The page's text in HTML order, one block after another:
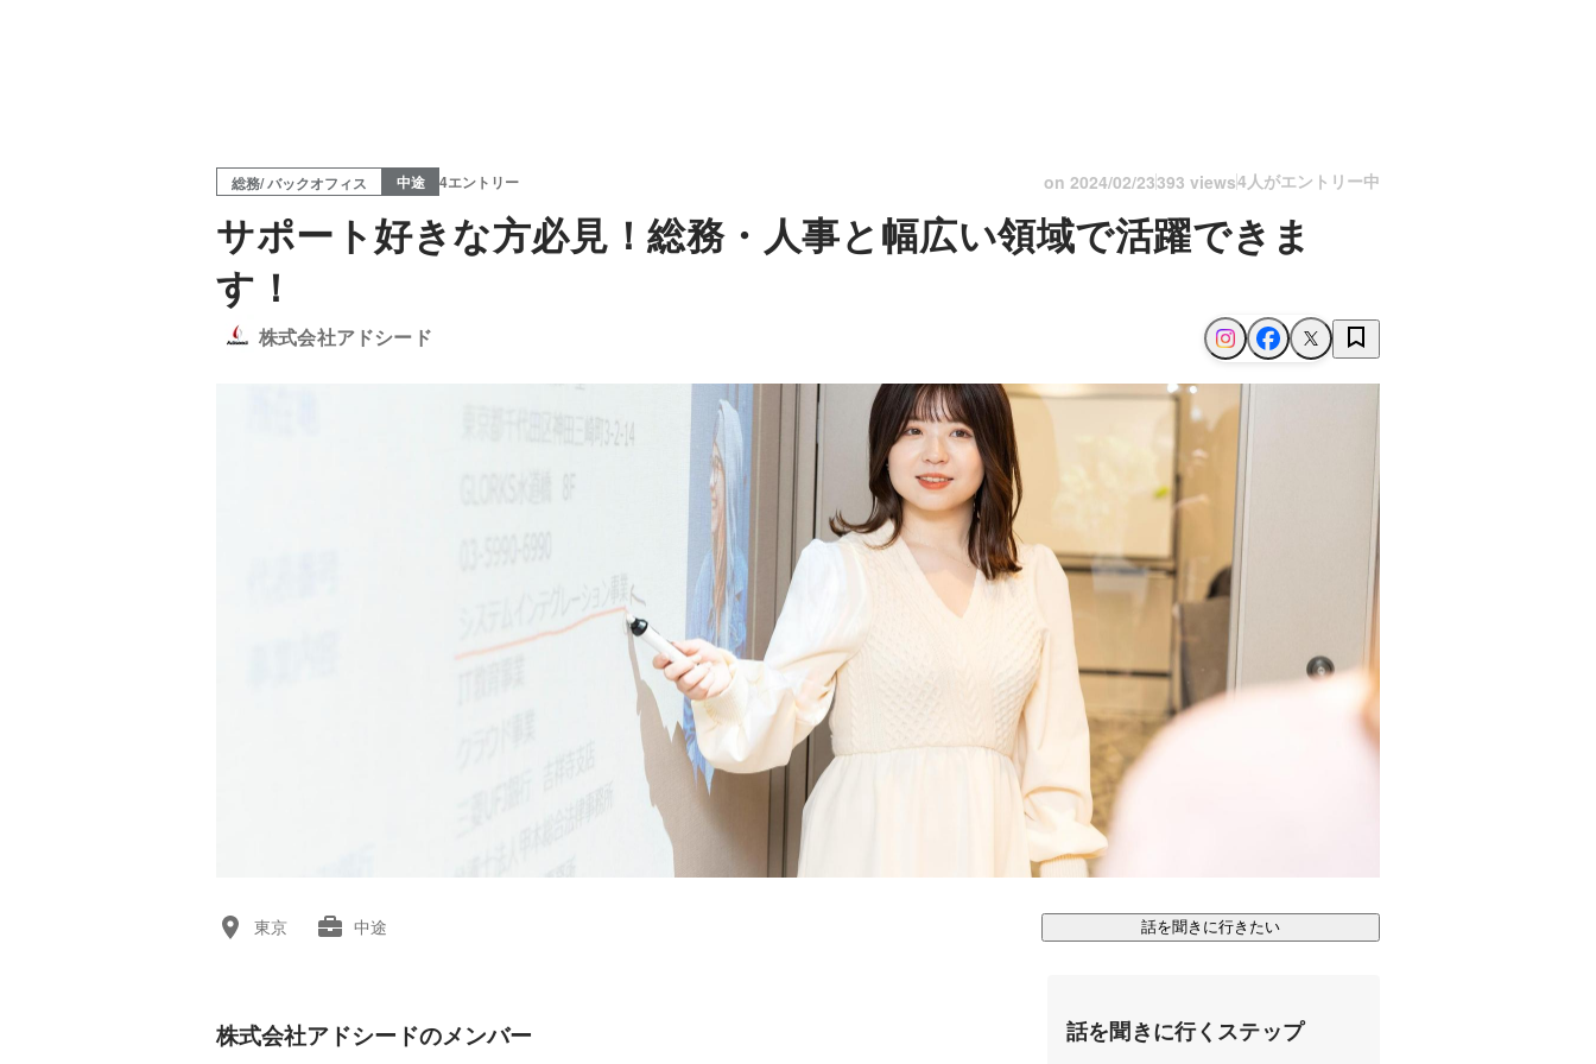
総務/ バックオフィス 中途 4エントリー on 2024/02/23393 views4人がエントリー中
サポート好きな方必見！総務・人事と幅広い領域で活躍できま
す！
株式会社アドシード
東京 中途 話を聞きに行きたい
株式会社アドシードのメンバー 話を聞きに行くステップ